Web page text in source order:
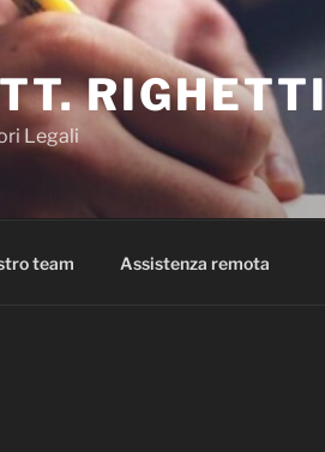
Legali
team Assistenza remota